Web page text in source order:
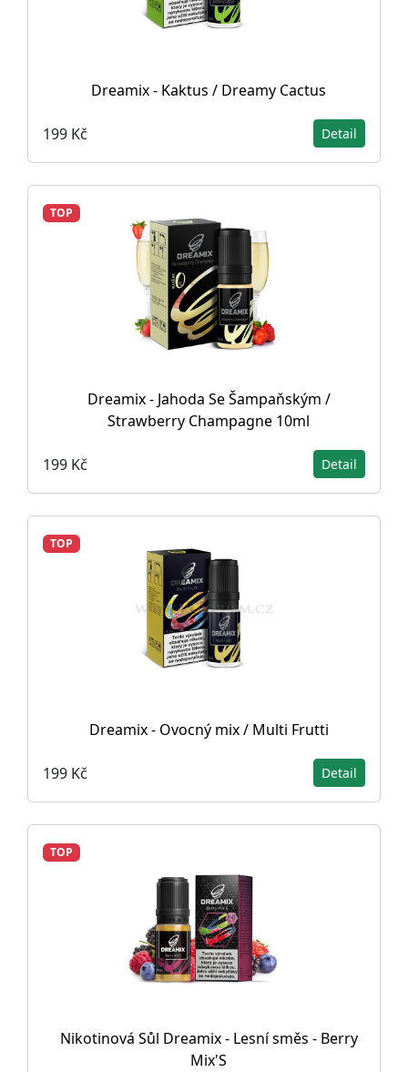
Dreamix - Kaktus / Dreamy Cactus
199 Kč Detail
TOP
Dreamix - Jahoda Se Šampaňským /
Strawberry Champagne 10ml
199 Kč Detail
TOP
Dreamix - Ovocný mix / Multi Frutti
199 Kč Detail
TOP
Nikotinová Sůl Dreamix - Lesní směs - Berry
Mix'S